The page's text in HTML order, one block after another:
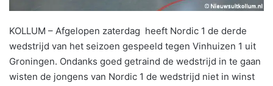
KOLLUM – Afgelopen zaterdag heeft Nordic 1 de derde
wedstrijd van het seizoen gespeeld tegen Vinhuizen 1 uit
Groningen. Ondanks goed getraind de wedstrijd in te gaan
wisten de jongens van Nordic 1 de wedstrijd niet in winst